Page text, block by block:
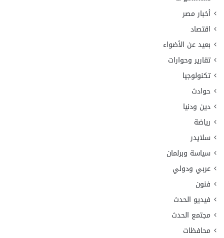
أخبار مصر
اقتصاد
بعيد عن الأضواء
تقارير وحوارات
تكنولوجيا
حوادث
دين ودنيا
رياضة
سلايدر
سياسة وبرلمان
عربي ودولي
فنون
فيديو الحدث
مجتمع الحدث
محافظات